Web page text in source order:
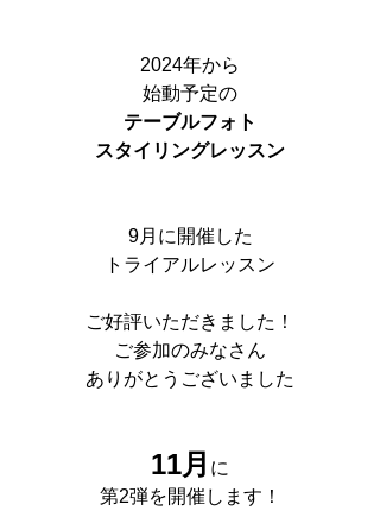
2024年から
始動予定の
テーブルフォト
スタイリングレッスン
9月に開催した
トライアルレッスン
ご好評いただきました！
ご参加のみなさん
ありがとうございました
11月 に
第2弾を開催します！